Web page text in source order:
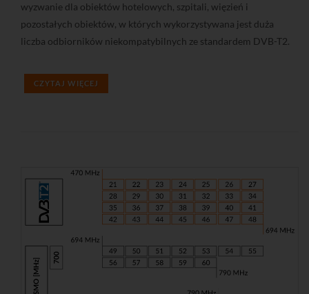
wyzwanie dla obiektów hotelowych, szpitali, więzień i
pozostałych obiektów, w których wykorzystywana jest duża
liczba odbiorników niekompatybilnych ze standardem DVB-T2.
CZYTAJ WIĘCEJ